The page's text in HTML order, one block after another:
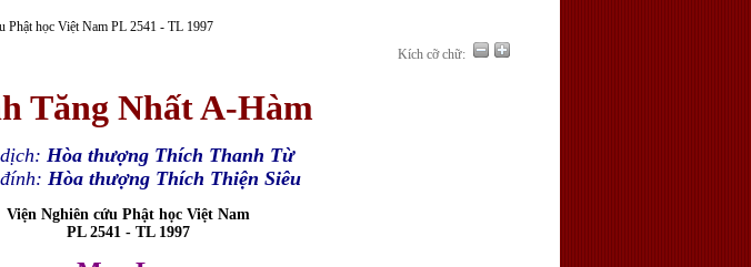
Phật học Việt Nam PL 2541 - TL 1997
Kích cỡ chữ:
Tăng Nhất A-Hàm
Hòa thượng Thích Thanh Từ
Hòa thượng Thích Thiện Siêu
Viện Nghiên cứu Phật học Việt Nam
PL 2541 - TL 1997